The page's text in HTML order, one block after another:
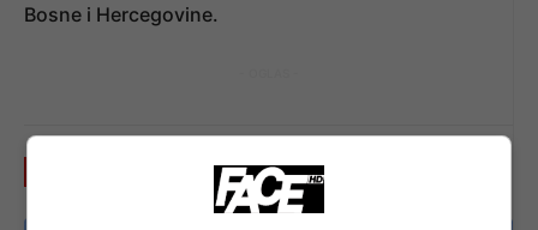
Bosne i Hercegovine.